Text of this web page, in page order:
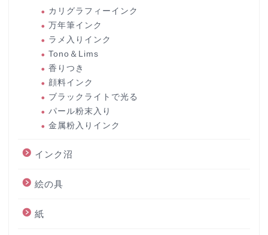
カリグラフィーインク
万年筆インク
ラメ入りインク
Tono＆Lims
香りつき
顔料インク
ブラックライトで光る
パール粉末入り
金属粉入りインク
インク沼
絵の具
紙